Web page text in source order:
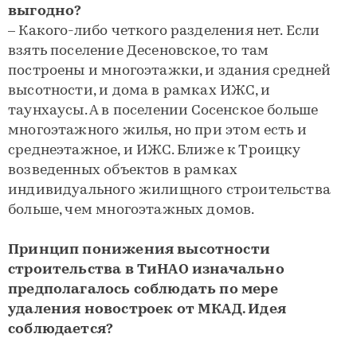
выгодно?
– Какого-либо четкого разделения нет. Если
взять поселение Десеновское, то там
построены и многоэтажки, и здания средней
высотности, и дома в рамках ИЖС, и
таунхаусы. А в поселении Сосенское больше
многоэтажного жилья, но при этом есть и
среднеэтажное, и ИЖС. Ближе к Троицку
возведенных объектов в рамках
индивидуального жилищного строительства
больше, чем многоэтажных домов.
Принцип понижения высотности
строительства в ТиНАО изначально
предполагалось соблюдать по мере
удаления новостроек от МКАД. Идея
соблюдается?